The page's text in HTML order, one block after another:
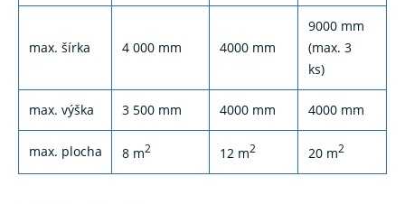
max. šírka 4 000 mm 4000 mm
9000 mm
(max. 3
ks)
max. výška 3 500 mm 4000 mm 4000 mm
max. plocha 8 m2 12 m2 20 m2